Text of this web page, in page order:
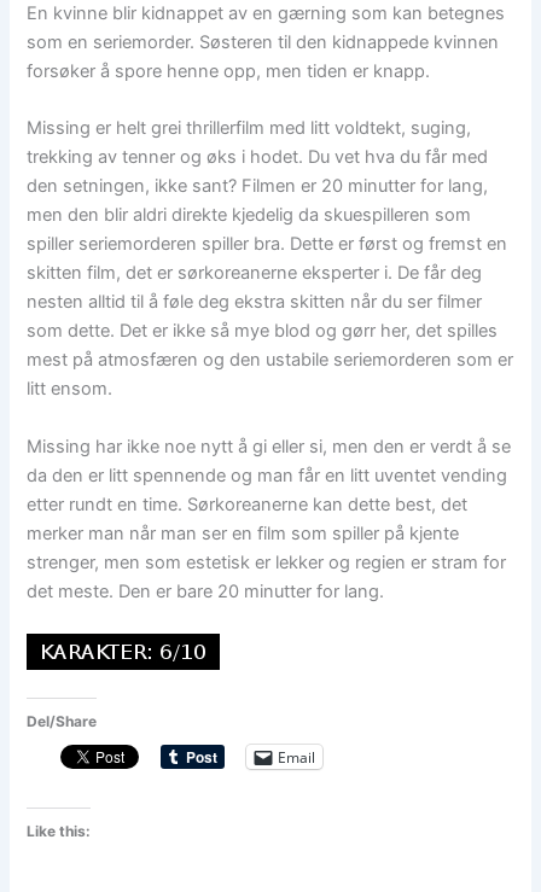
En kvinne blir kidnappet av en gærning som kan betegnes
som en seriemorder. Søsteren til den kidnappede kvinnen
forsøker å spore henne opp, men tiden er knapp.
Missing er helt grei thrillerfilm med litt voldtekt, suging,
trekking av tenner og øks i hodet. Du vet hva du får med
den setningen, ikke sant? Filmen er 20 minutter for lang,
men den blir aldri direkte kjedelig da skuespilleren som
spiller seriemorderen spiller bra. Dette er først og fremst en
skitten film, det er sørkoreanerne eksperter i. De får deg
nesten alltid til å føle deg ekstra skitten når du ser filmer
som dette. Det er ikke så mye blod og gørr her, det spilles
mest på atmosfæren og den ustabile seriemorderen som er
litt ensom.
Missing har ikke noe nytt å gi eller si, men den er verdt å se
da den er litt spennende og man får en litt uventet vending
etter rundt en time. Sørkoreanerne kan dette best, det
merker man når man ser en film som spiller på kjente
strenger, men som estetisk er lekker og regien er stram for
det meste. Den er bare 20 minutter for lang.
Del/Share
Email
Like this: